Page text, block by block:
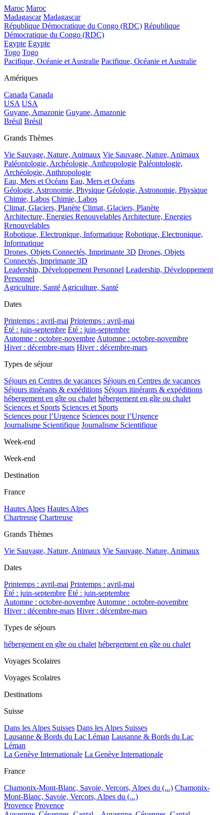
Maroc Maroc
Madagascar Madagascar
République Démocratique du Congo (RDC) République
Démocratique du Congo (RDC)
Egypte Egypte
Togo Togo
Pacifique, Océanie et Australie Pacifique, Océanie et Australie
Amériques
Canada Canada
USA USA
Guyane, Amazonie Guyane, Amazonie
Brésil Brésil
Grands Thèmes
Vie Sauvage, Nature, Animaux Vie Sauvage, Nature, Animaux
Paléontologie, Archéologie, Anthropologie Paléontologie,
Archéologie, Anthropologie
Eau, Mers et Océans Eau, Mers et Océans
Géologie, Astronomie, Physique Géologie, Astronomie, Physique
Chimie, Labos Chimie, Labos
Climat, Glaciers, Planète Climat, Glaciers, Planète
Architecture, Energies RenouvelablesArchitecture, Energies
Renouvelables
Robotique, Electronique, Informatique Robotique, Electronique,
Informatique
Drones, Objets Connectés, Imprimante 3D Drones, Objets
Connectés, Imprimante 3D
Leadership, Développement Personnel Leadership, Développement
Personnel
Agriculture, SantéAgriculture, Santé
Dates
Printemps : avril-mai Printemps : avril-mai
Été : juin-septembre Été : juin-septembre
Automne : octobre-novembreAutomne : octobre-novembre
Hiver : décembre-mars Hiver : décembre-mars
Types de séjour
Séjours en Centres de vacances Séjours en Centres de vacances
Séjours itinérants & expéditions Séjours itinérants & expéditions
hébergement en gîte ou chalet hébergement en gîte ou chalet
Sciences et Sports Sciences et Sports
Sciences pour l’Urgence Sciences pour l’Urgence
Journalisme Scientifique Journalisme Scientifique
Week-end
Week-end
Destination
France
Hautes Alpes Hautes Alpes
Chartreuse Chartreuse
Grands Thèmes
Vie Sauvage, Nature, Animaux Vie Sauvage, Nature, Animaux
Dates
Printemps : avril-mai Printemps : avril-mai
Été : juin-septembre Été : juin-septembre
Automne : octobre-novembreAutomne : octobre-novembre
Hiver : décembre-mars Hiver : décembre-mars
Types de séjours
hébergement en gîte ou chalet hébergement en gîte ou chalet
Voyages Scolaires
Voyages Scolaires
Destinations
Suisse
Dans les Alpes Suisses Dans les Alpes Suisses
Lausanne & Bords du Lac Léman Lausanne & Bords du Lac
Léman
La Genève Internationale La Genève Internationale
France
Chamonix-Mont-Blanc, Savoie, Vercors, Alpes du (...) Chamonix-
Mont-Blanc, Savoie, Vercors, Alpes du (...)
Provence Provence